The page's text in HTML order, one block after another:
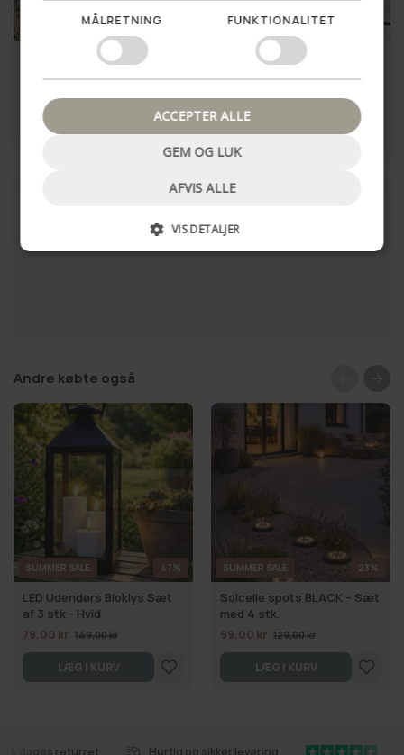
SUMMER SALE 50%
Lammeskind fra New
Lammeskind – XL Brun
Andre købte også
SUMMER SALE 47%
LED Udendørs Bloklys Sæt
af 3 stk - Hvid
79,00 kr 149,00 kr
LÆG I KURV
SUMMER SALE 23%
Solcelle spots BLACK – Sæt
med 4 stk.
99,00 kr 129,00 kr
LÆG I KURV
14 dages returret Hurtig og sikker levering
MÅLRETNING FUNKTIONALITET
GEM OG LUK
ACCEPTER ALLE
AFVIS ALLE
VIS DETALJER
Nej tak, luk pop up